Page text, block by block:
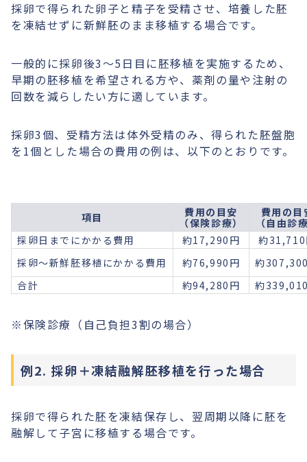
採卵で得られた卵子と精子を受精させ、培養した胚
を凍結せずに新鮮胚のまま移植する場合です。
一般的に採卵後3〜5日目に胚移植を実施するため、
早期の胚移植を希望される方や、薬剤の量や注射の
回数を減らしたい方に適しています。
採卵3個、受精方法は体外受精のみ、得られた胚盤胞
を1個とした場合の費用の例は、以下のとおりです。
項目
費用の目安
（保険診療）
費用の目
（自由診
採卵日までにかかる費用
約17,290円
約
採卵〜新鮮胚移植にかかる費用
約76,990円
約
合計
約94,280円 約
※保険診療（自己負担3割の場合）
例2. 採卵＋凍結融解胚移植を行った場合
採卵で得られた胚を凍結保存し、翌周期以降に胚を
融解して子宮に移植する場合です。